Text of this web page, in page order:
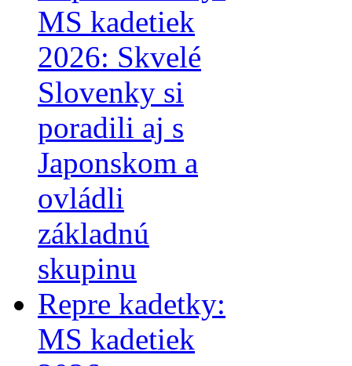
MS kadetiek
2026: Skvelé
Slovenky si
poradili aj s
Japonskom a
ovládli
základnú
skupinu
Repre kadetky:
MS kadetiek